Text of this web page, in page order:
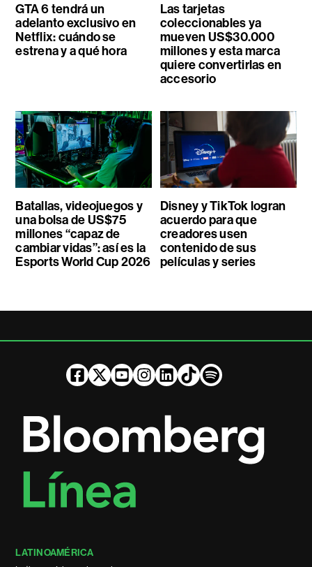
GTA 6 tendrá un
adelanto exclusivo en
Netflix: cuándo se
estrena y a qué hora
Las tarjetas
coleccionables ya
mueven US$30.000
millones y esta marca
quiere convertirlas en
accesorio
Batallas, videojuegos y
una bolsa de US$75
millones “capaz de
cambiar vidas”: así es la
Esports World Cup 2026
Disney y TikTok logran
acuerdo para que
creadores usen
contenido de sus
películas y series
LATINOAMÉRICA